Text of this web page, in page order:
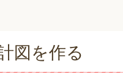
図を作る